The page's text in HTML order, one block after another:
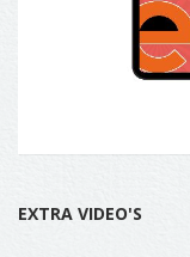
EXTRA VIDEO'S